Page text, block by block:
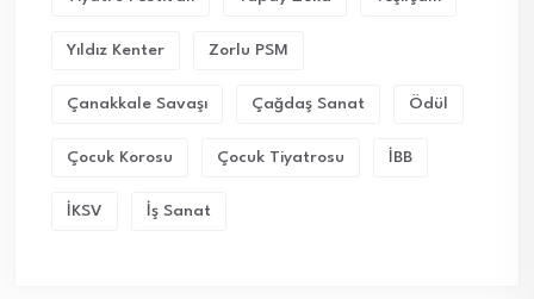
Yıldız Kenter Zorlu PSM
Çanakkale Savaşı Çağdaş Sanat Ödül
Çocuk Korosu Çocuk Tiyatrosu İBB
İKSV İş Sanat